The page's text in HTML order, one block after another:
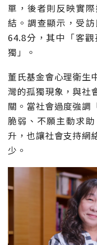
單，後者則反映實
結。調查顯示，受
64.8分，其中「客
獨」。
董氏基金會心理衛生
灣的孤獨現象，與社
關。當社會過度強調
脆弱、不願主動求
升，也讓社會支持網
少。